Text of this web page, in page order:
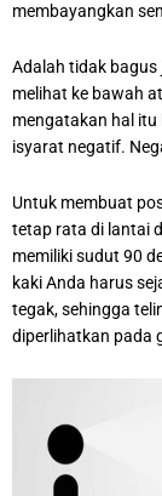
membayangkan
Adalah tidak bagus
melihat ke bawah
mengatakan hal
isyarat negatif.
Untuk membuat
tetap rata di lantai
memiliki sudut 90
kaki Anda harus
tegak, sehingga
diperlihatkan pada